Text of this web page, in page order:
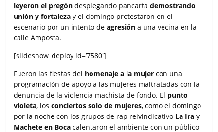
leyeron el pregón desplegando pancartademostrando
unión y fortaleza y el domingo protestaron en el
escenario por un intento de agresión a una vecina en la
calle Amposta.
[slideshow_deploy id=’7580′]
Fueron las fiestas del homenaje a la mujer con una
programación de apoyo a las mujeres maltratadas con la
denuncia de la violencia machista de fondo. El punto
violeta, losconciertos solo de mujeres, como el domingo
por la noche con los grupos de rap reivindicativo La Ira y
Machete en Boca calentaron el ambiente con un público